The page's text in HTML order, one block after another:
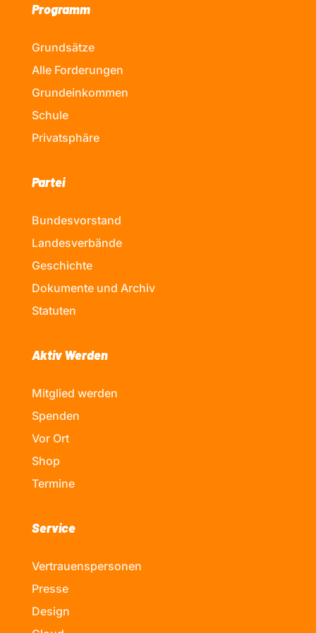
Programm
Grundsätze
Alle Forderungen
Grundeinkommen
Schule
Privatsphäre
Partei
Bundesvorstand
Landesverbände
Geschichte
Dokumente und Archiv
Statuten
Aktiv Werden
Mitglied werden
Spenden
Vor Ort
Shop
Termine
Service
Vertrauenspersonen
Presse
Design